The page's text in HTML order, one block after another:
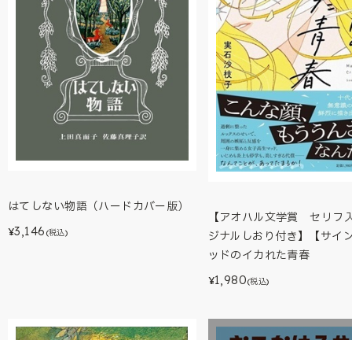
はてしない物語（ハードカバー版）
¥3,146 (税込)
【アオハル文学賞 セリフ
ジナルしおり付き】【サイ
ッドのイカれた青春
¥1,980(税込)